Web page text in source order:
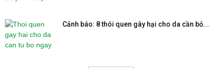
Cảnh báo: 8 thói quen gây hại cho da cần bỏ...